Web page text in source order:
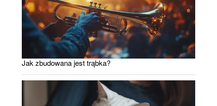
Jak zbudowana jest trąbka?